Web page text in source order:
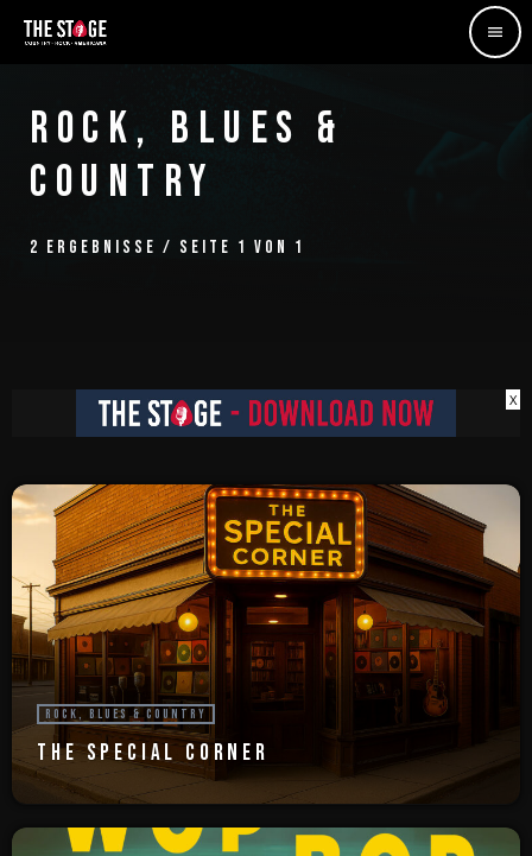
menu
ROCK, BLUES &
COUNTRY
2 ERGEBNISSE / SEITE 1 VON 1
X
ROCK, BLUES & COUNTRY
THE SPECIAL CORNER